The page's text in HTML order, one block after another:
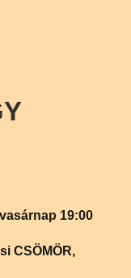
19:00
CSÖMÖR,